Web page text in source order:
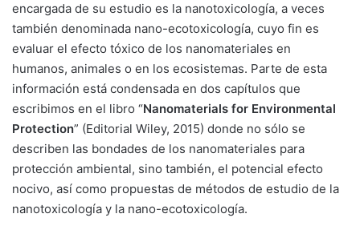
encargada de su estudio es la nanotoxicología, a veces
también denominada nano-ecotoxicología, cuyo fin es
evaluar el efecto tóxico de los nanomateriales en
humanos, animales o en los ecosistemas. Parte de esta
información está condensada en dos capítulos que
escribimos en el libro “Nanomaterials for Environmental
Protection” (Editorial Wiley, 2015) donde no sólo se
describen las bondades de los nanomateriales para
protección ambiental, sino también, el potencial efecto
nocivo, así como propuestas de métodos de estudio de la
nanotoxicología y la nano-ecotoxicología.